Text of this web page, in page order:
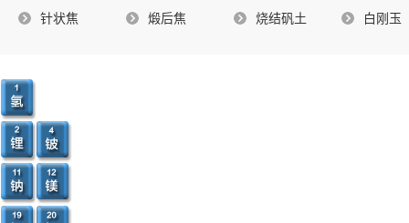
针状焦 煅后焦 烧结矾土 白刚玉